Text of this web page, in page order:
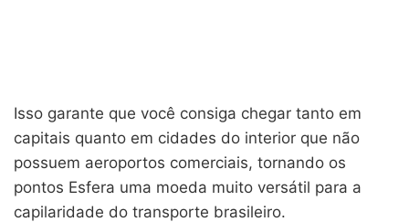
Isso garante que você consiga chegar tanto em
capitais quanto em cidades do interior que não
possuem aeroportos comerciais, tornando os
pontos Esfera uma moeda muito versátil para a
capilaridade do transporte brasileiro.